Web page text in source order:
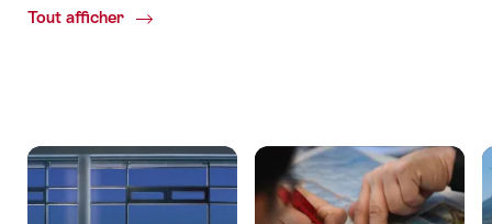
Tout afficher
Common.Of